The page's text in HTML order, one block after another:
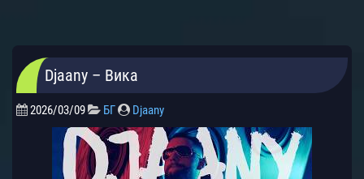
Djaany – Вика
2026/03/09 БГ Djaany